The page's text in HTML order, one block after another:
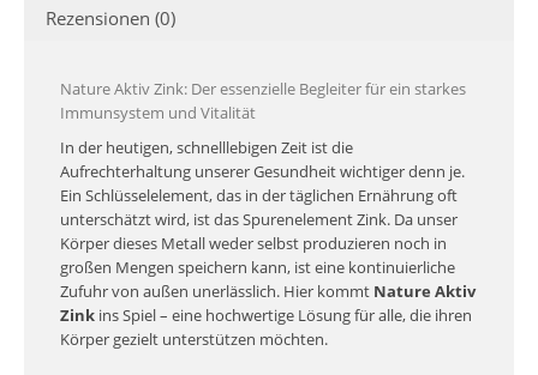
Rezensionen (0)
Nature Aktiv Zink: Der essenzielle Begleiter für ein starkes
Immunsystem und Vitalität
In der heutigen, schnelllebigen Zeit ist die
Aufrechterhaltung unserer Gesundheit wichtiger denn je.
Ein Schlüsselelement, das in der täglichen Ernährung oft
unterschätzt wird, ist das Spurenelement Zink. Da unser
Körper dieses Metall weder selbst produzieren noch in
großen Mengen speichern kann, ist eine kontinuierliche
Zufuhr von außen unerlässlich. Hier kommt Nature Aktiv
Zink ins Spiel – eine hochwertige Lösung für alle, die ihren
Körper gezielt unterstützen möchten.